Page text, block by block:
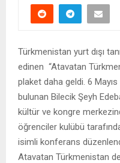
Türkmenistan yurt dışı
edinen “Atavatan
plaket daha geldi. 6
bulunan Bilecik Şeyh
kültür ve kongre
öğrenciler kulübü
isimli konferans
Atavatan Türkmenistan